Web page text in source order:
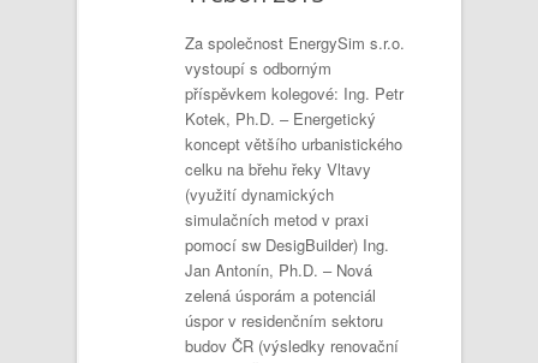
Za společnost EnergySim s.r.o.
vystoupí s odborným
příspěvkem kolegové: Ing. Petr
Kotek, Ph.D. – Energetický
koncept většího urbanistického
celku na břehu řeky Vltavy
(využití dynamických
simulačních metod v praxi
pomocí sw DesigBuilder) Ing.
Jan Antonín, Ph.D. – Nová
zelená úsporám a potenciál
úspor v residenčním sektoru
budov ČR (výsledky renovační